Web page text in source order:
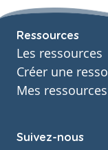
Secondaire
Ressources
Année
7 années
Tags
bien être, climat
gestion de
titulaire
Ressources
Les ressources
Créer une
Mes ressources
Suivez-nous